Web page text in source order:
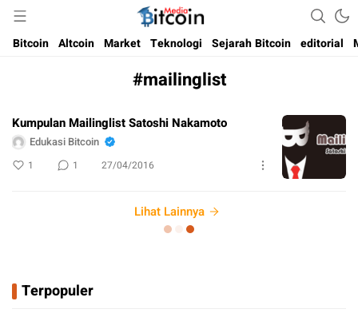
Bitcoin Media Indonesia
Media Bitcoin dan Cryptocurrency, dan Blockchain di Indonesia
Bitcoin Altcoin Market Teknologi Sejarah Bitcoin editorial
#mailinglist
Kumpulan Mailinglist Satoshi Nakamoto
Edukasi Bitcoin
1 1 27/04/2016
Lihat Lainnya
Terpopuler